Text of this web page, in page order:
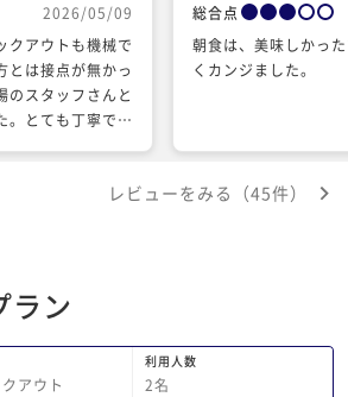
2026/05/09
クアウトも機械で
とは接点が無かっ
のスタッフさんと
。とても丁寧で気
総合点
朝食は、美味しかっ
くカンジました。
レビューをみる（45件）
ラン
アウト
利用人数
2名